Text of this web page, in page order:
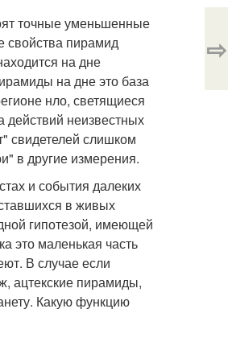
точные уменьшенные
свойства пирамид
на дне
на дне это база
нло, светящиеся
неизвестных
свидетелей слишком
в другие измерения.
и события далеких
в живых
гипотезой, имеющей
это маленькая часть
В случае если
ацтекские пирамиды,
Какую функцию
⇨